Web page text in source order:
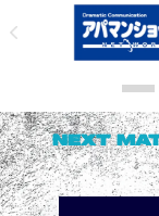
NEXT